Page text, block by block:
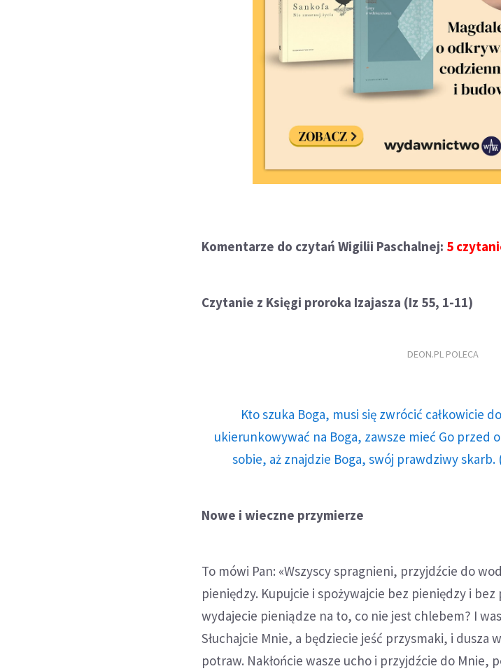
Komentarze do czytań Wigilii Paschalnej: 5
Czytanie z Księgi proroka Izajasza (Iz 55, 1-11)
DEON.PL POLECA
Kto szuka Boga, musi się zwrócić całkowicie
ukierunkowywać na Boga, zawsze mieć Go przed
sobie, aż znajdzie Boga, swój prawdziwy skarb.
Nowe i wieczne przymierze
To mówi Pan: «Wszyscy spragnieni, przyjdźcie do
pieniędzy. Kupujcie i spożywajcie bez pieniędzy i bez
wydajecie pieniądze na to, co nie jest chlebem? I
Słuchajcie Mnie, a będziecie jeść przysmaki, i dusza
potraw. Nakłońcie wasze ucho i przyjdźcie do Mnie,